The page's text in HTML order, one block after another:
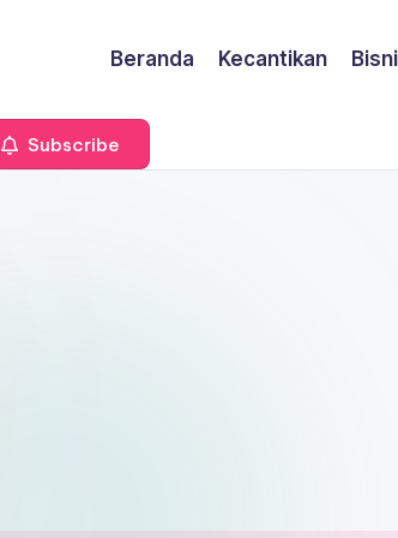
Beranda Kecantikan
Subscribe